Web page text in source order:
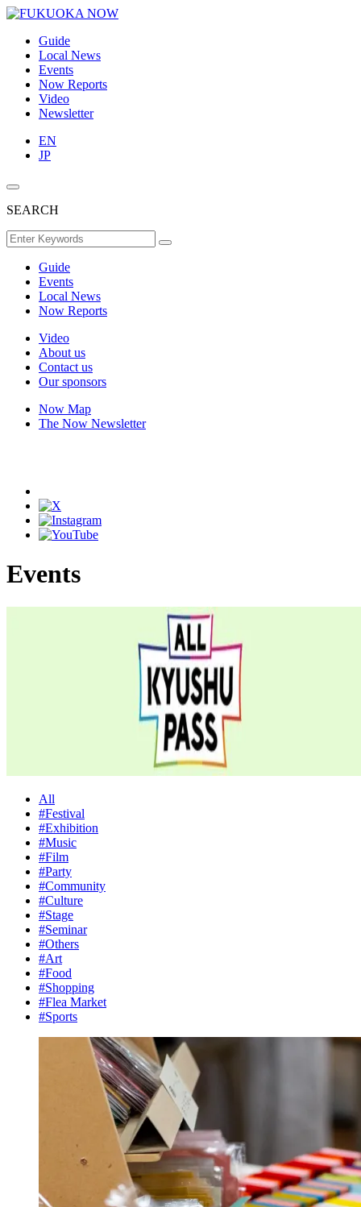
Guide
Local News
Events
Now Reports
Video
Newsletter
EN
JP
SEARCH
Guide
Events
Local News
Now Reports
Video
About us
Contact us
Our sponsors
Now Map
The Now Newsletter
Events
All
#Festival
#Exhibition
#Music
#Film
#Party
#Community
#Culture
#Stage
#Seminar
#Others
#Art
#Food
#Shopping
#Flea Market
#Sports